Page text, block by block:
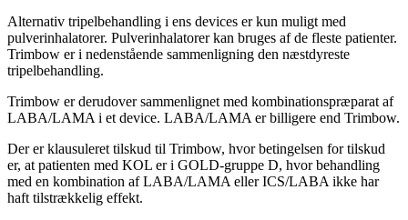
Alternativ tripelbehandling i ens devices er kun muligt med
pulverinhalatorer. Pulverinhalatorer kan bruges af de fleste patienter.
Trimbow er i nedenstående sammenligning den næstdyreste
tripelbehandling.
Trimbow er derudover sammenlignet med kombinationspræparat af
LABA/LAMA i et device. LABA/LAMA er billigere end Trimbow.
Der er klausuleret tilskud til Trimbow, hvor betingelsen for tilskud
er, at patienten med KOL er i GOLD-gruppe D, hvor behandling
med en kombination af LABA/LAMA eller ICS/LABA ikke har
haft tilstrækkelig effekt.